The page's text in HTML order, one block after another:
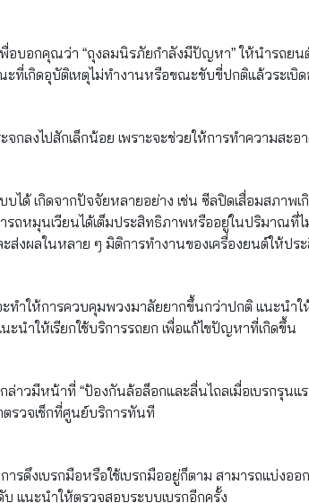
บอกคุณว่า “ถุงลมนิรภัยกำลังมีปัญหา” ให้นำรถยนต์
ที่เกิดอุบัติเหตุไม่ทำงานหรือขณะขับขี่ปกติแล้วระเบิด
กลงไปสักเล็กน้อย เพราะจะช่วยให้การทำความสะ
บได้ เกิดจากปัจจัยหลายอย่าง เช่น ซีลปิดเสื่อมสภาพ
รถหมุนเวียนได้เต็มประสิทธิภาพหรืออยู่ในปริมาณที่ไ
ส่งผลในหลาย ๆ มิติการทำงานของเครื่องยนต์ให้ปร
ำให้การควบคุมพวงมาลัยยากขึ้นกว่าปกติ แนะนำใ
นำให้เรียกใช้บริการรถยก เพื่อแก้ไขปัญหาที่เกิดขึ้น
าวมีหน้าที่ “ป้องกันล้อล็อกและลื่นไถลเมื่อเบรกรุนแ
รวจเช็กที่ศูนย์บริการทันที
ารดึงเบรกมือหรือใช้เบรกมืออยู่ก็ตาม สามารถแบ่งอ
บ แนะนำให้ตรวจสอบระบบเบรกอีกครั้ง